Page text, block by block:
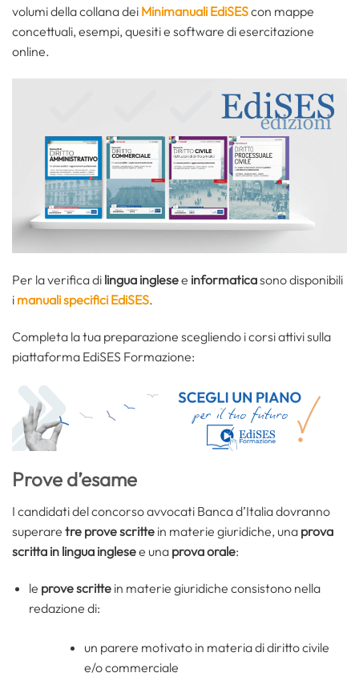
volumi della collana dei Minimanuali EdiSEScon mappe
concettuali, esempi, quesiti e software di esercitazione
online.
Per la verifica di lingua inglesee informaticasono disponibili
i manuali specifici EdiSES.
Completa la tua preparazione scegliendo i corsi attivi sulla
piattaforma EdiSES Formazione:
Prove d’esame
I candidati del concorso avvocati Banca d’Italia dovranno
superare tre prove scritte in materie giuridiche, una prova
scritta in lingua inglesee una prova orale:
le prove scrittein materie giuridiche consistono nella
redazione di:
un parere motivato in materia di diritto civile
e/o commerciale